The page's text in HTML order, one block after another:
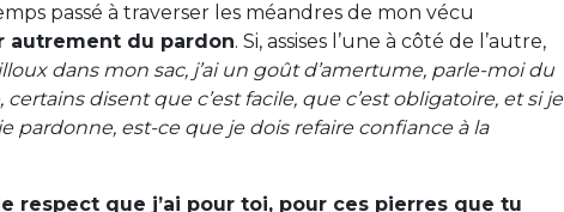
passé à traverser les méandres de mon vécu
autrement du pardon. Si, assises l’une à côté de l’autre,
dans mon sac, j’ai un goût d’amertume, parle-moi du
disent que c’est facile, que c’est obligatoire, et si je
pardonne, est-ce que je dois refaire confiance à la
respect que j’ai pour toi, pour ces pierres que tu